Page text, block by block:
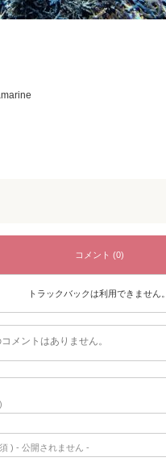
コメント (0)
トラックバックは利用できません。
メントはありません。
) - 公開されません -